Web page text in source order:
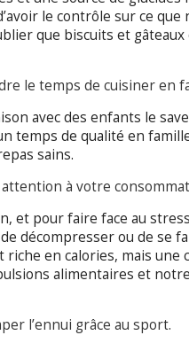
le contrôle sur ce
que biscuits et
le temps de cuisiner en
avec des enfants le
temps de qualité en
sains.
à votre
et pour faire face au
décompresser ou de se
riche en calories, mais
alimentaires et
l’ennui grâce au sport.